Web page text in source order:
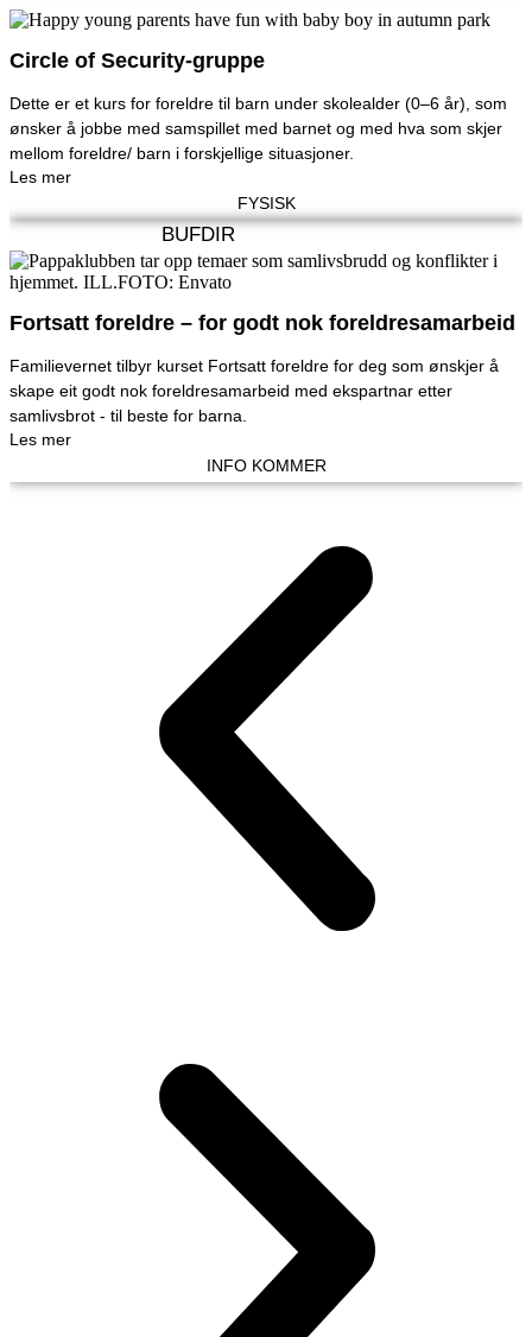
Circle of Security-gruppe
Dette er et kurs for foreldre til barn under skolealder (0–6 år), som
ønsker å jobbe med samspillet med barnet og med hva som skjer
mellom foreldre/ barn i forskjellige situasjoner.
Les mer
FYSISK
BUFDIR
Fortsatt foreldre – for godt nok foreldresamarbeid
Familievernet tilbyr kurset Fortsatt foreldre for deg som ønskjer å
skape eit godt nok foreldresamarbeid med ekspartnar etter
samlivsbrot - til beste for barna.
Les mer
INFO KOMMER